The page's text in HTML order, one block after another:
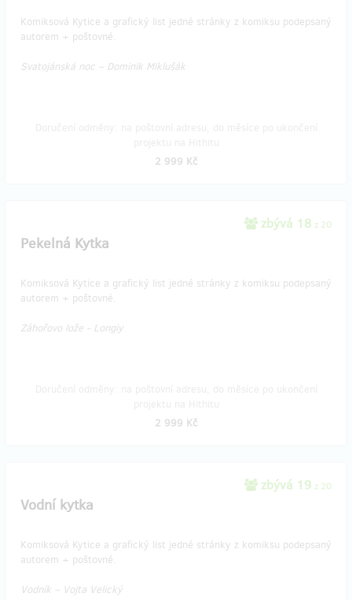
Komiksová Kytice a grafický list jedné stránky z komiksu podepsaný
autorem + poštovné.
Svatojánská noc – Dominik Miklušák
2 999 Kč
zbývá 18 z 20
Pekelná Kytka
Komiksová Kytice a grafický list jedné stránky z komiksu podepsaný
autorem + poštovné.
Záhořovo lože - Longiy
2 999 Kč
zbývá 19 z 20
Vodní kytka
Komiksová Kytice a grafický list jedné stránky z komiksu podepsaný
autorem + poštovné.
Vodník – Vojta Velický